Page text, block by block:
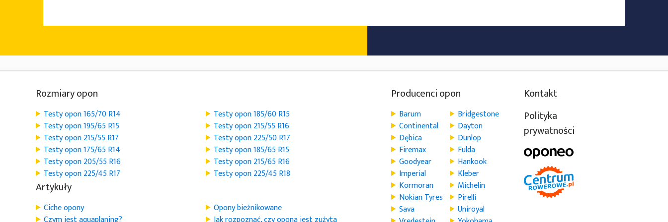
Rozmiary opon
Testy opon 165/70 R14
Testy opon 185/60 R15
Testy opon 195/65 R15
Testy opon 215/55 R16
Testy opon 215/55 R17
Testy opon 225/50 R17
Testy opon 175/65 R14
Testy opon 185/65 R15
Testy opon 205/55 R16
Testy opon 215/65 R16
Testy opon 225/45 R17
Testy opon 225/45 R18
Artykuły
Ciche opony
Opony bieżnikowane
Producenci opon
Barum
Bridgestone
Continental
Dayton
Dębica
Dunlop
Firemax
Fulda
Goodyear
Hankook
Imperial
Kleber
Kormoran
Michelin
Nokian Tyres
Pirelli
Sava
Uniroyal
Kontakt
Polityka
prywatności